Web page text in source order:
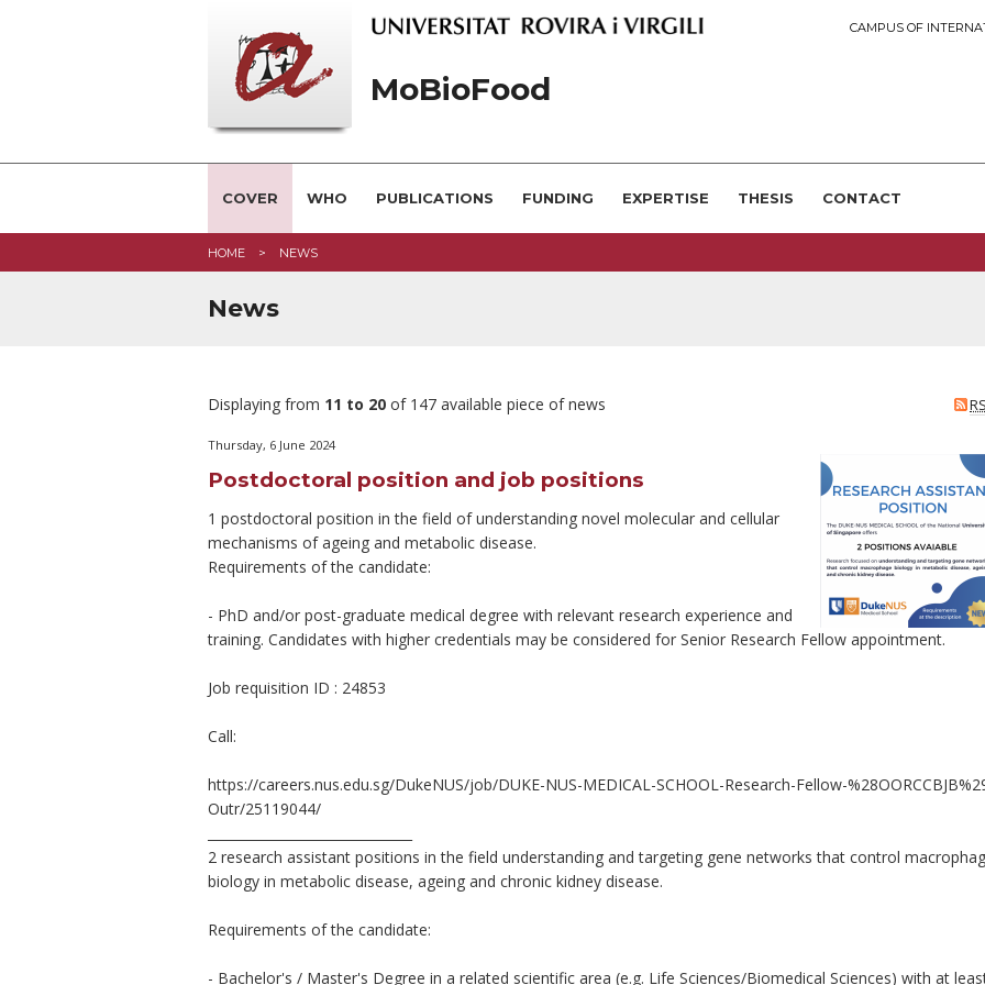
CAMPUS OF
MoBioFood
COVER WHO PUBLICATIONS FUNDING EXPERTISE THESIS CONTACT
HOME NEWS
News
Displaying from 11 to 20 of 147 available piece of news
Thursday, 6 June 2024
Postdoctoral position and job positions
1 postdoctoral position in the field of understanding novel molecular and cellular
mechanisms of ageing and metabolic disease.
Requirements of the candidate:
- PhD and/or post-graduate medical degree with relevant research experience and
training. Candidates with higher credentials may be considered for Senior Research Fellow appointment.
Job requisition ID : 24853
Call:
https://careers.nus.edu.sg/DukeNUS/job/DUKE-NUS-MEDICAL-SCHOOL-Research-Fellow-
Outr/25119044/
2 research assistant positions in the field understanding and targeting gene networks that control
biology in metabolic disease, ageing and chronic kidney disease.
Requirements of the candidate:
- Bachelor's / Master's Degree in a related scientific area (e.g. Life Sciences/Biomedical Sciences) with at